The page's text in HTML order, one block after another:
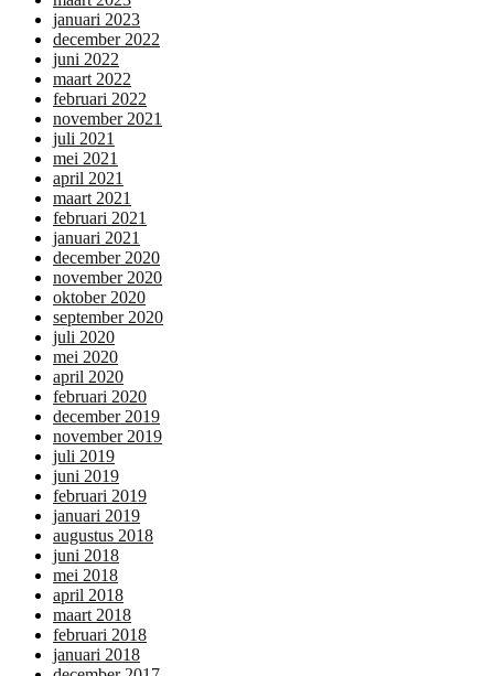
januari 2023
december 2022
juni 2022
maart 2022
februari 2022
november 2021
juli 2021
mei 2021
april 2021
maart 2021
februari 2021
januari 2021
december 2020
november 2020
oktober 2020
september 2020
juli 2020
mei 2020
april 2020
februari 2020
december 2019
november 2019
juli 2019
juni 2019
februari 2019
januari 2019
augustus 2018
juni 2018
mei 2018
april 2018
maart 2018
februari 2018
januari 2018